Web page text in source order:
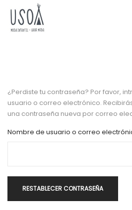
¿Perdiste tu contraseña? Por favor,
usuario o correo electrónico.
una contraseña nueva por correo
Nombre de usuario o correo
RESTABLECER CONTRASEÑA